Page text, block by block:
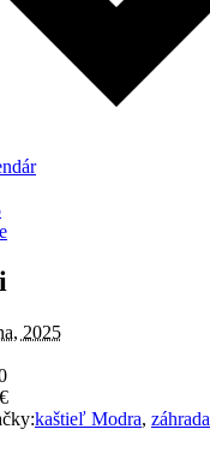
2025
kaštieľ Modra, záhrada